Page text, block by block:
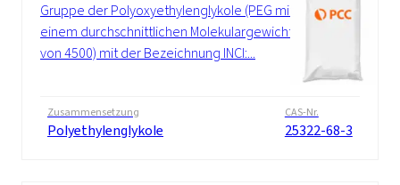
Gruppe der Polyoxyethylenglykole (PEG mit
einem durchschnittlichen Molekulargewicht
von 4500) mit der Bezeichnung INCI:...
Zusammensetzung
Polyethylenglykole
CAS-Nr.
25322-68-3